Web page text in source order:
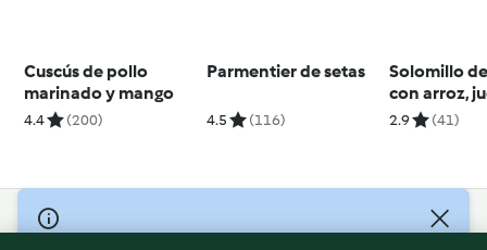
Cuscús de pollo
marinado y mango
4.4 (200)
Parmentier de setas
4.5 (116)
Solomillo
con arroz,
brócoli
2.9 (41)
© Copyright 2026